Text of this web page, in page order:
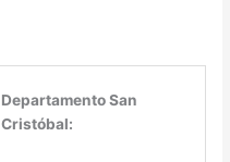
Departamento San
Cristóbal: